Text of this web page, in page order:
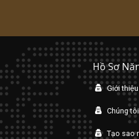
Hồ Sơ
Giới thiệu
Chúng
Tạo sao